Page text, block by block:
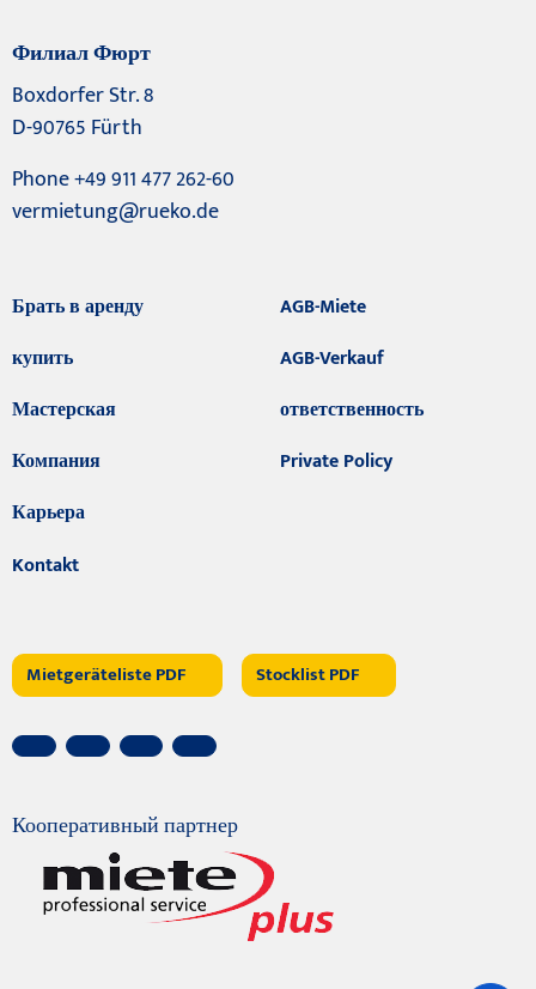
Филиал Фюрт
Boxdorfer Str. 8
D-90765 Fürth
Phone +49 911 477 262-60
vermietung@rueko.de
Брать в аренду
купить
Мастерская
Компания
Карьера
Kontakt
AGB-Miete
AGB-Verkauf
ответственность
Private Policy
Mietgeräteliste PDF Stocklist PDF
Кооперативный партнер